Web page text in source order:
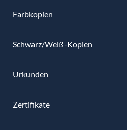
Farbkopien
Schwarz/Weiß-Kopien
Urkunden
Zertifikate